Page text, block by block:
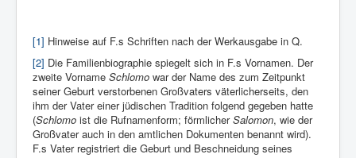
[1] Hinweise auf F.s Schriften nach der Werkausgabe in Q.
[2] Die Familienbiographie spiegelt sich in F.s Vornamen. Der
zweite Vorname Schlomo war der Name des zum Zeitpunkt
seiner Geburt verstorbenen Großvaters väterlicherseits, den
ihm der Vater einer jüdischen Tradition folgend gegeben hatte
(Schlomo ist die Rufnamenform; förmlicherSalomon, wie der
Großvater auch in den amtlichen Dokumenten benannt wird).
F.s Vater registriert die Geburt und Beschneidung seines